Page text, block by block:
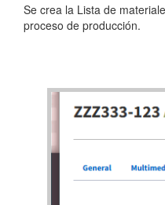
Se crea la Lista de
proceso de producción.